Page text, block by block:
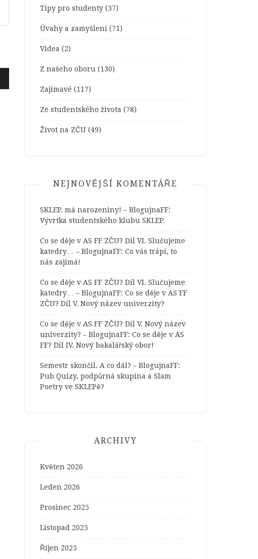
Tipy pro studenty (37)
Úvahy a zamyšlení (71)
Videa (2)
Z našeho oboru (130)
Zajímavé (117)
Ze studentského života (78)
Život na ZČU (49)
NEJNOVĚJŠÍ KOMENTÁŘE
SKLEP. má narozeniny! – BlogujnaFF:
Vývrtka studentského klubu SKLEP.
Co se děje v AS FF ZČU? Díl VI. Slučujeme
katedry… – BlogujnaFF: Co vás trápí, to
nás zajímá!
Co se děje v AS FF ZČU? Díl VI. Slučujeme
katedry… – BlogujnaFF: Co se děje v AS FF
ZČU? Díl V. Nový název univerzity?
Co se děje v AS FF ZČU? Díl V. Nový název
univerzity? – BlogujnaFF: Co se děje v AS
FF? Díl IV. Nový bakalářský obor!
Semestr skončil. A co dál? – BlogujnaFF:
Pub Quizy, podpůrná skupina a Slam
Poetry ve SKLEPě?
ARCHIVY
Květen 2026
Leden 2026
Prosinec 2025
Listopad 2025
Říjen 2025